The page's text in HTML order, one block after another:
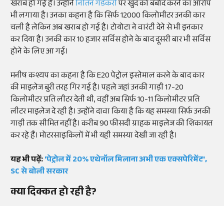
खराब हो गई है। उन्होंनेनितिन गडकरीपर खुद को बर्बाद करने का आरोप
भी लगाया है। उनका कहना है कि सिर्फ 12000 किलोमीटर उनकी कार
चली है लेकिन अब खराब हो गई है। टोयोटा ने वारंटी देने से भी इनकार
कर दिया है। उनकी कार 10 हजार सर्विस होने के बाद दूसरी बार भी सर्विस
होने के लिए आ गई।
मनीष कश्यप का कहना है कि E20 पेट्रोल इस्तेमाल करने के बाद कार
की माइलेज बुरी तरह गिर गई है। पहले जहां उनकी गाड़ी 17-20
किलोमीटर प्रति लीटर देती थी, वहीं अब सिर्फ 10-11 किलोमीटर प्रति
लीटर माइलेज दे रही है। उन्होंने दावा किया है कि यह समस्या सिर्फ उनकी
गाड़ी तक सीमित नहीं है। करीब 90 फीसदी ग्राहक माइलेज की शिकायत
कर रहे हैं। मोटरसाइकिलों में भी यही समस्या देखी जा रही है।
यह भी पढ़ें:'पेट्रोल में 20% एथेनॉल मिलाना अभी एक एक्सपेरिमेंट',
SC से बोली सरकार
क्या दिक्कत हो रही है?